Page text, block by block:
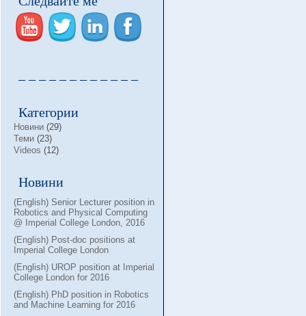
– – – – – – – – – – – –
Категории
Новини (29)
Теми (23)
Videos (12)
Новини
(English) Senior Lecturer position in
Robotics and Physical Computing
@ Imperial College London, 2016
(English) Post-doc positions at
Imperial College London
(English) UROP position at Imperial
College London for 2016
(English) PhD position in Robotics
and Machine Learning for 2016